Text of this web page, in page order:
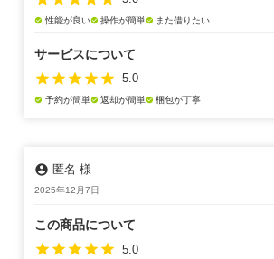
check_circle 性能が良いcheck_circle 操作が簡単check_circle また借りたい
サービスについて
star star star star star 5.0
check_circle 予約が簡単check_circle 返却が簡単check_circle 梱包が丁寧
account_circle 匿名 様
2025年12月7日
この商品について
star star star star star 5.0